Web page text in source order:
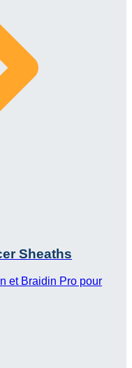
Sheaths
et Braidin Pro pour